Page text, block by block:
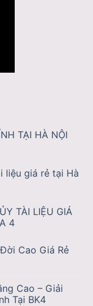
TẠI HÀ NỘI
liệu giá rẻ tại Hà
TÀI LIỆU GIÁ
4
Cao Giá Rẻ
Cao – Giải
Tại BK4